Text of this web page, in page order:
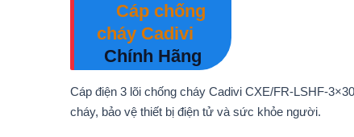
Cáp chống
cháy Cadivi
Chính Hãng
Cáp điện 3 lõi chống cháy Cadivi CXE/FR-LSHF-
cháy, bảo vệ thiết bị điện tử và sức khỏe người.